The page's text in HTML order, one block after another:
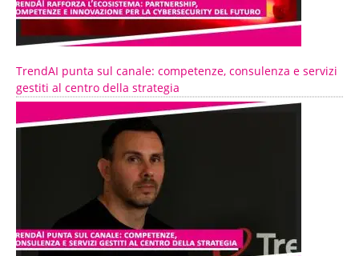
TrendAI punta sul canale: competenze, consulenza e servizi
gestiti al centro della strategia